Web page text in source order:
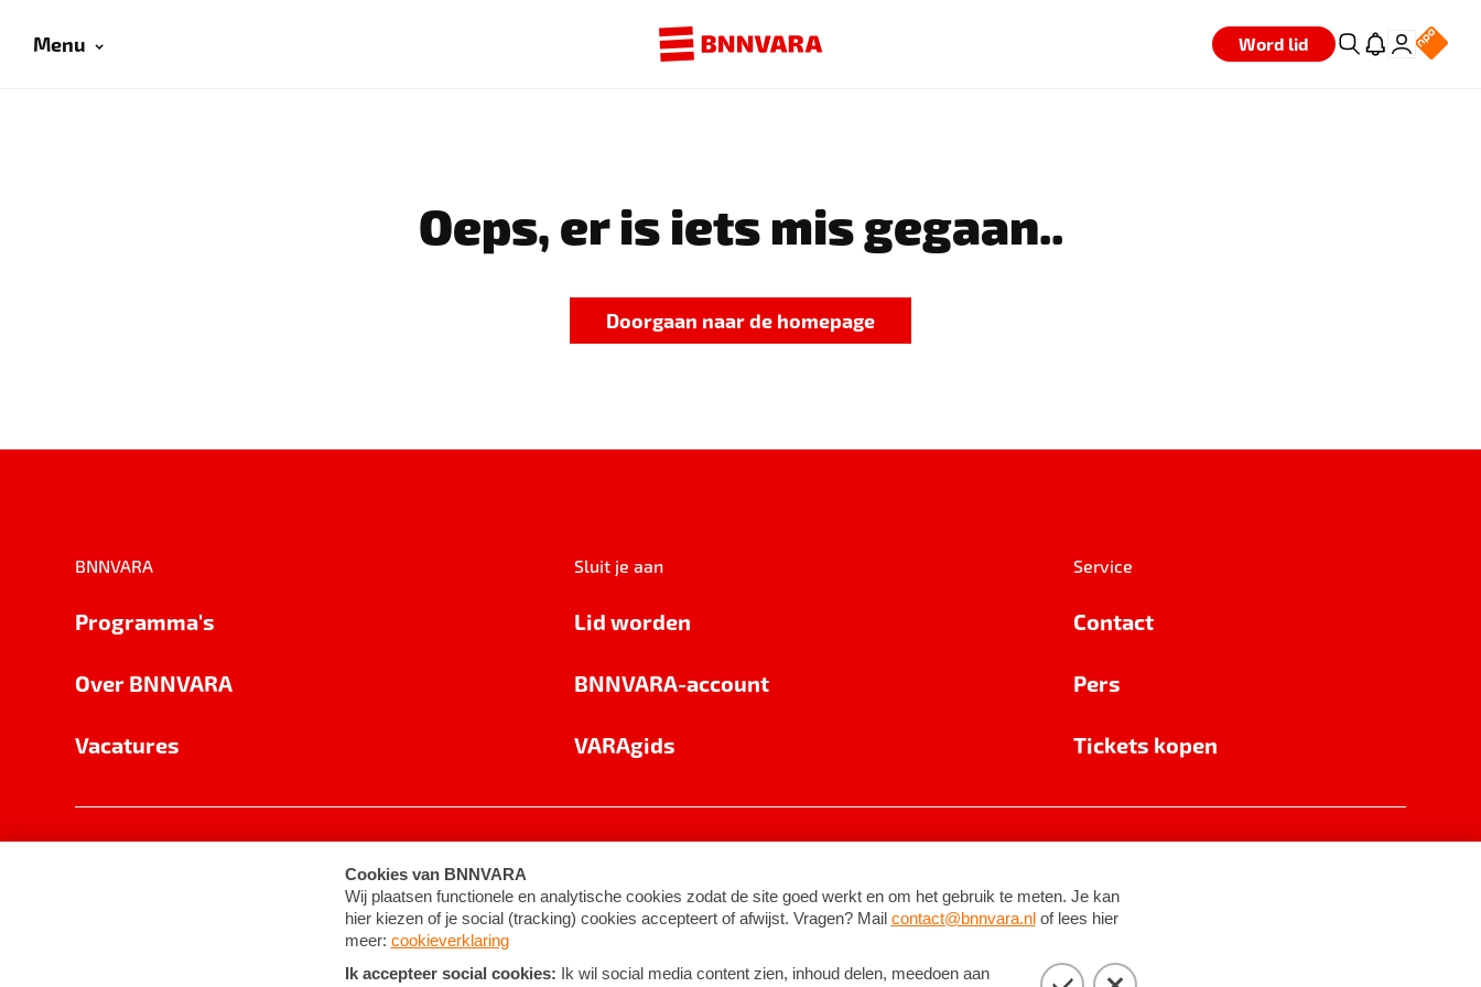
Menu Word lid
Oeps, er is iets mis gegaan..
Doorgaan naar de homepage
BNNVARA
Programma's
Over BNNVARA
Vacatures
Sluit je aan
Lid worden
BNNVARA-account
VARAgids
Service
Contact
Pers
Tickets kopen
Cookie-instellingen Algemene voorwaarden ©2026BNNVARA